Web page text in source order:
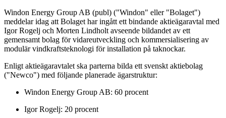
Windon Energy Group AB (publ) ("Windon" eller "Bolaget")
meddelar idag att Bolaget har ingått ett bindande aktieägaravtal med
Igor Rogelj och Morten Lindholt avseende bildandet av ett
gemensamt bolag för vidareutveckling och kommersialisering av
modulär vindkraftsteknologi för installation på taknockar.
Enligt aktieägaravtalet ska parterna bilda ett svenskt aktiebolag
("Newco") med följande planerade ägarstruktur:
Windon Energy Group AB: 60 procent
Igor Rogelj: 20 procent